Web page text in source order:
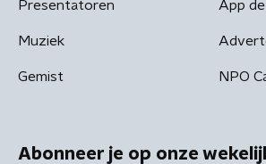
Presentatoren
Muziek
Gemist
App
NPO
Abonneer je op onze